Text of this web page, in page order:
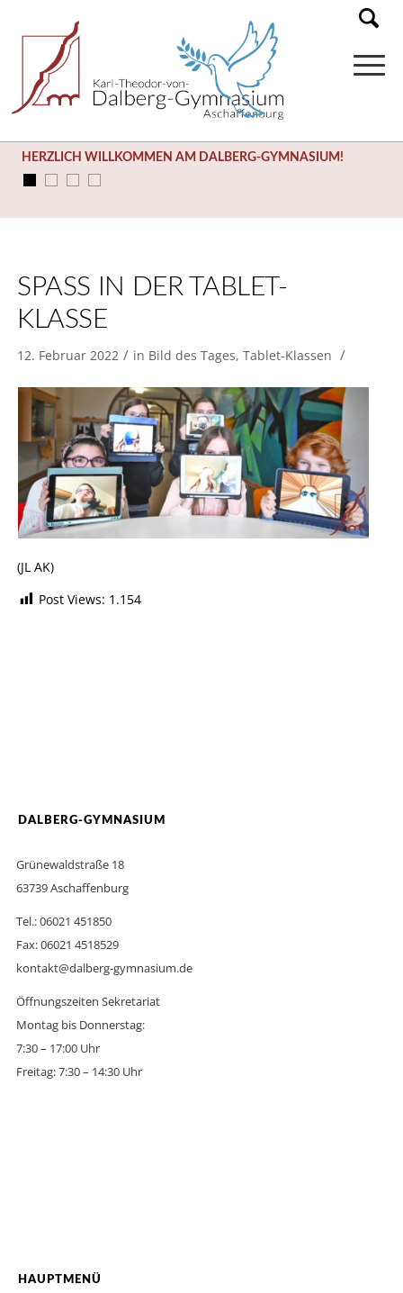
HERZLICH WILLKOMMEN AM DALBERG-GYMNASIUM!
SPASS IN DER TABLET-K
LASSE
12. Februar 2022 / in Bild des Tages, Tablet-Klassen /
(JL AK)
Post Views: 1.154
DALBERG-GYMNASIUM
Grünewaldstraße 18
63739 Aschaffenburg
Tel.: 06021 451850
Fax: 06021 4518529
kontakt@dalberg-gymnasium.de
Öffnungszeiten Sekretariat
Montag bis Donnerstag:
7:30 – 17:00 Uhr
Freitag: 7:30 – 14:30 Uhr
HAUPTMENÜ